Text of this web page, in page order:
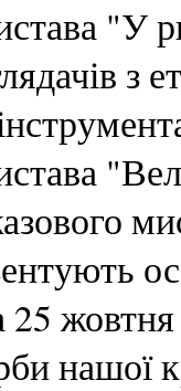
"У
з
25
нашої